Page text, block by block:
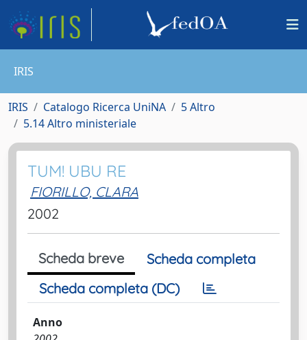
IRIS
IRIS Catalogo Ricerca UniNA
5 Altro
5.14 Altro ministeriale
TUM! UBU RE
FIORILLO, CLARA
2002
Scheda breve
Scheda completa
Scheda completa (DC)
Anno